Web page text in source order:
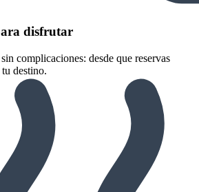
disfrutar
complicaciones: desde que reservas
destino.